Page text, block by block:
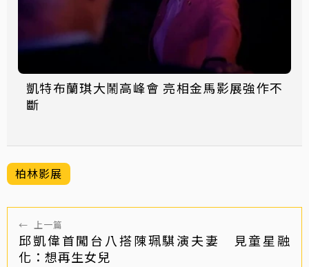
凱特布蘭琪大鬧高峰會 亮相金馬影展強作不
斷
柏林影展
← 上一篇
邱凱偉首闖台八搭陳珮騏演夫妻 見童星融
化：想再生女兒